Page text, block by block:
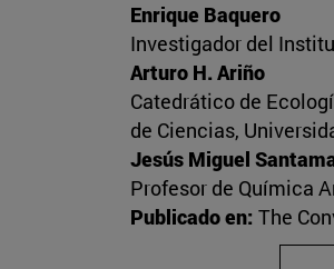
Enrique Baquero
Investigador del
Arturo H. Ariño
Catedrático de
de Ciencias,
Jesús Miguel
Profesor de Química
Publicado en: The